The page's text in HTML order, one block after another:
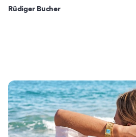
Rüdiger Bucher